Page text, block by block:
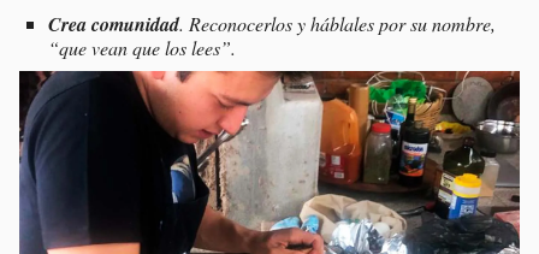
Crea comunidad. Reconocerlos y háblales por su nombre,
“que vean que los lees”.